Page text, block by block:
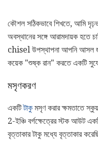
কৌশল সঠিকভাবে শিখতে, আমি
অবস্থানের সঙ্গে আরামদায়ক হতে
chisel উপস্থাপনা আপনি আসল
কয়েক "শুষ্ক রান" করতে একটি
মসৃণকরণ
একটিটাকু মসৃণ করার ক্ষমতাতে
2-ইঞ্চি বর্গক্ষেত্রের স্টক আউট
বৃত্তাকার টাকু মধ্যে বৃত্তাকার